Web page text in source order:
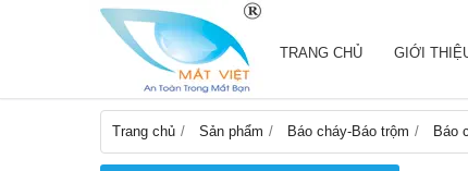
TRANG CHỦ GIỚI
Trang chủ Sản phẩm Báo cháy-Báo trộm Báo